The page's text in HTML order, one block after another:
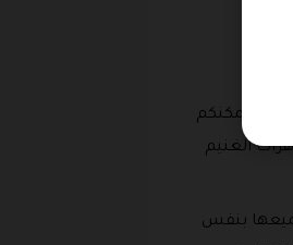
الفاخرة او يمكنكم
الغنيم
بنفس